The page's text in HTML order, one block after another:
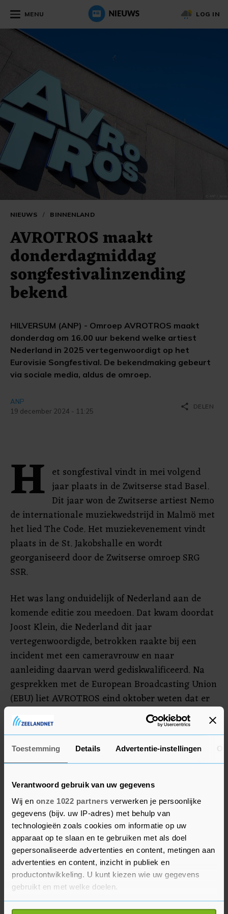
Toestemming Details Advertentie-instellingen
Verantwoord gebruik van uw gegevens
Wij en onze 1022 partners verwerken je persoonlijke
gegevens (bijv. uw IP-adres) met behulp van
technologieën zoals cookies om informatie op uw
apparaat op te slaan en te gebruiken met als doel
gepersonaliseerde advertenties en content, metingen aan
advertenties en content, inzicht in publiek en
productontwikkeling. U kunt kiezen wie uw gegevens
gebruikt en met welke doelen.
Als u het toestaat, willen we ook graag:
MENU LOG IN
NIEUWS / BINNENLAND
AVROTROS maakt
donderdagmiddag
songfestivalinzending
bekend
HILVERSUM (ANP) - Omroep AVROTROS maakt
donderdag om 16.00 uur bekend welke artiest
Nederland in 2025 vertegenwoordigt op het
Eurovisie Songfestival. De bekendmaking gebeurt
via sociale media, aldus de omroep.
ANP
19 december 2024 - 11:25
share DELEN
H et songfestival vindt in mei volgend
jaar plaats in de Zwitserse stad Basel.
Dit jaar won de Zwitserse artiest Nemo
de internationale muziekwedstrijd in Malmö met
het lied The Code. Het muziekevenement vindt
plaats in de St. Jakobshalle en wordt
georganiseerd door de Zwitserse omroep SRG
SSR.
Het was lang onduidelijk of Nederland aan de
komende editie zou meedoen. Dat kwam doordat
Joost Klein, die Nederland dit jaar
vertegenwoordigde, betrokken raakte bij een
incident met een cameravrouw en naar
aanleiding daarvan werd gediskwalificeerd. Na
gesprekken met de European Broadcasting Union
(EBU) liet AVROTROS eind oktober weten dat er
"voldoende garanties" zijn dat er structurele
veranderingen worden doorgevoerd bij het
muziekfestival en dat Nederland dus meedoet
aan de komende editie.